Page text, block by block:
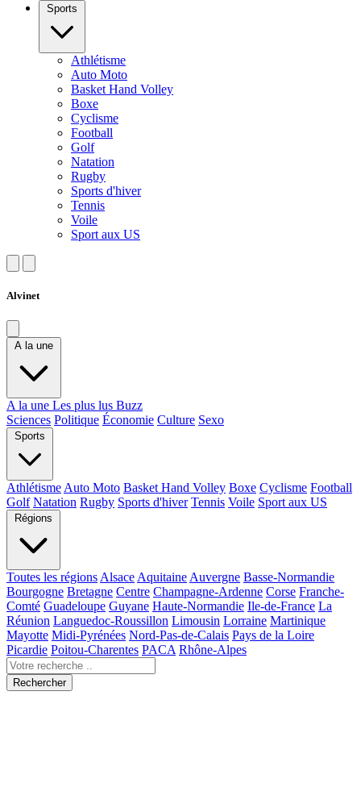
Sports
Athlétisme
Auto Moto
Basket Hand Volley
Boxe
Cyclisme
Football
Golf
Natation
Rugby
Sports d'hiver
Tennis
Voile
Sport aux US
Alvinet
A la une
A la une Les plus lus Buzz
Sciences Politique Économie Culture Sexo
Sports
Athlétisme Auto Moto Basket Hand Volley Boxe Cyclisme Football
Golf Natation Rugby Sports d'hiver Tennis Voile Sport aux US
Régions
Toutes les régions Alsace Aquitaine Auvergne Basse-Normandie
Bourgogne Bretagne Centre Champagne-Ardenne Corse Franche-
Comté Guadeloupe Guyane Haute-Normandie Ile-de-France La
Réunion Languedoc-Roussillon Limousin Lorraine Martinique
Mayotte Midi-Pyrénées Nord-Pas-de-Calais Pays de la Loire
Picardie Poitou-Charentes PACA Rhône-Alpes
Rechercher